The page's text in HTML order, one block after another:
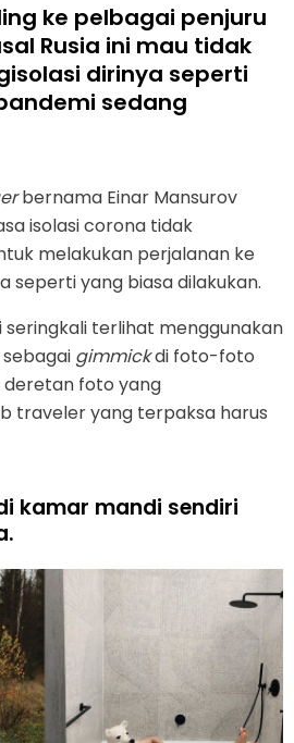
ke pelbagai penjuru
Rusia ini mau tidak
dirinya seperti
sedang
bernama Einar Mansurov
isolasi corona tidak
melakukan perjalanan ke
seperti yang biasa dilakukan.
seringkali terlihat menggunakan
gimmickdi foto-foto
deretan foto yang
traveler yang terpaksa harus
kamar mandi sendiri